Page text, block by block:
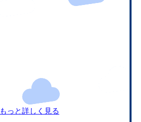
もっと詳しく見る